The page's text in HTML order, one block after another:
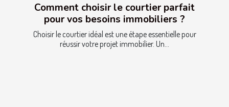
Comment choisir le courtier parfait
pour vos besoins immobiliers ?
Choisir le courtier idéal est une étape essentielle pour
réussir votre projet immobilier. Un...